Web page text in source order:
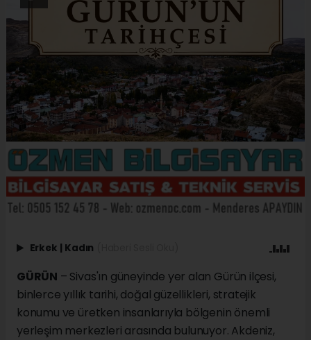
Erkek Kadın
GÜRÜN – Sivas'ın güneyinde yer alan Gürün ilçesi,
binlerce yıllık tarihi, doğal güzellikleri, stratejik
konumu ve üretken insanlarıyla bölgenin önemli
yerleşim merkezleri arasında bulunuyor. Akdeniz,